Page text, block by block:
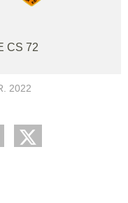
CS 72
2022